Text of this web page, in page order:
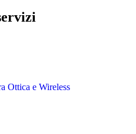
Ottica e Wireless